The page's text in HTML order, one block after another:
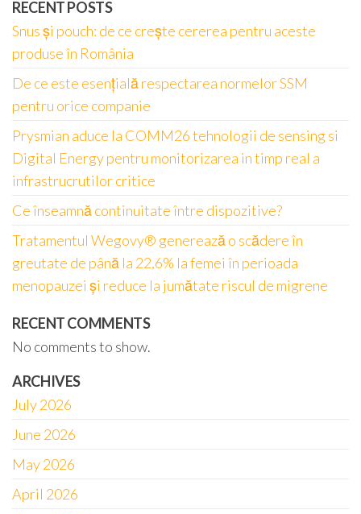
RECENT POSTS
Snus și pouch: de ce crește cererea pentru aceste
produse în România
De ce este esențială respectarea normelor SSM
pentru orice companie
Prysmian aduce la COMM26 tehnologii de sensing si
Digital Energy pentru monitorizarea in timp real a
infrastrucrutilor critice
Ce înseamnă continuitate între dispozitive?
Tratamentul Wegovy® generează o scădere în
greutate de până la 22,6% la femei în perioada
menopauzei și reduce la jumătate riscul de migrene
RECENT COMMENTS
No comments to show.
ARCHIVES
July 2026
June 2026
May 2026
April 2026